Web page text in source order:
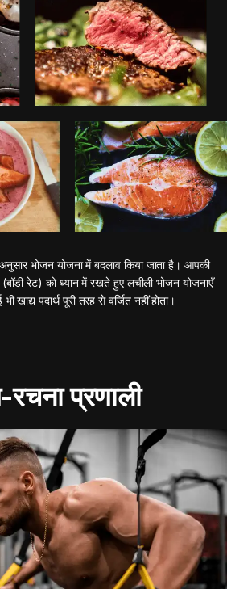
भोजन योजना में बदलाव किया जाता है। आपकी
रेट) को ध्यान में रखते हुए लचीली भोजन योजनाएँ
खाद्य पदार्थ पूरी तरह से वर्जित नहीं होता।
प्रणाली